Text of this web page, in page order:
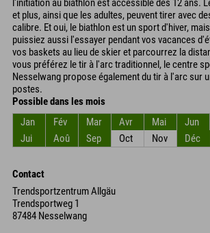
l'initiation au biathlon est accessible dès 12 ans.
et plus, ainsi que les adultes, peuvent tirer avec
calibre. Et oui, le biathlon est un sport d'hiver,
puissiez aussi l'essayer pendant vos vacances
vos baskets au lieu de skier et parcourrez la
vous préférez le tir à l'arc traditionnel, le centre
Nesselwang propose également du tir à l'arc sur
postes.
Possible dans les mois
Jan
Fév Mar Avr Mai
Jun
Jui
Aoû Sep Oct Nov Déc
Contact
Trendsportzentrum Allgäu
Trendsportweg 1
87484 Nesselwang